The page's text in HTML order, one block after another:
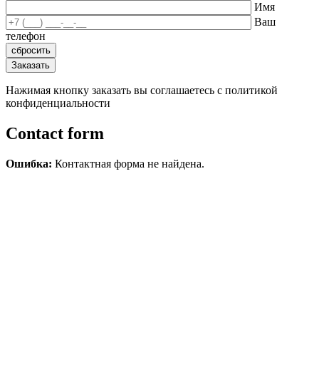
Имя
Ваш
телефон
Нажимая кнопку заказать вы соглашаетесь с политикой
конфиденциальности
Contact form
Ошибка: Контактная форма не найдена.